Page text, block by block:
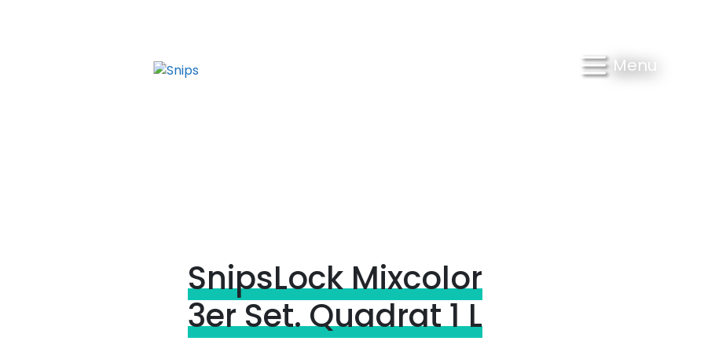
Menu
SnipsLock Mixcolor
3er Set. Quadrat 1 L